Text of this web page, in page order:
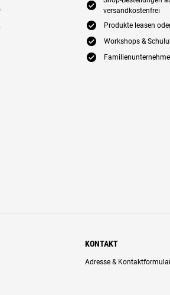
E
versandkostenfrei
E Produkte leasen
E Workshops &
E
KONTAKT
Adresse &